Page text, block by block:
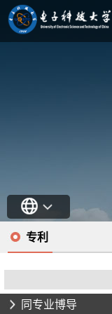
专利
同专业博导